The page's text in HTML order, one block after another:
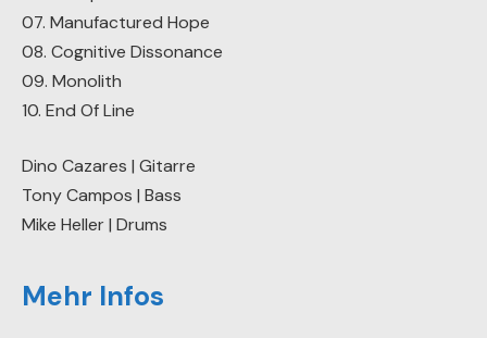
07. Manufactured Hope
08. Cognitive Dissonance
09. Monolith
10. End Of Line
Dino Cazares | Gitarre
Tony Campos | Bass
Mike Heller | Drums
Mehr Infos